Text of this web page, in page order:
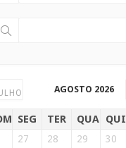
AGOSTO 2026
SEG TER QUA QUI
27 28 29 30